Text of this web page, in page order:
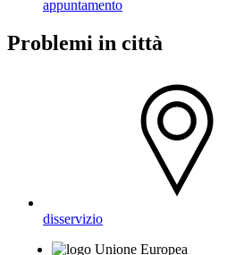
appuntamento
Problemi in città
disservizio